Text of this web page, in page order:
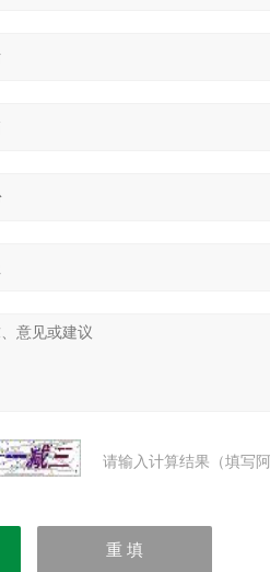
请输入计算结果（填写